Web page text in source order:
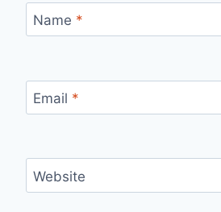
Name *
Email *
Website